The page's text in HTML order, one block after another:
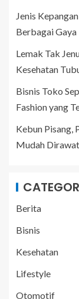
Jenis
Berbagai Gaya
Lemak Tak
Kesehatan
Bisnis Toko
Fashion yang
Kebun Pisang,
Mudah Dirawat
Berita
Bisnis
Kesehatan
Lifestyle
Otomotif